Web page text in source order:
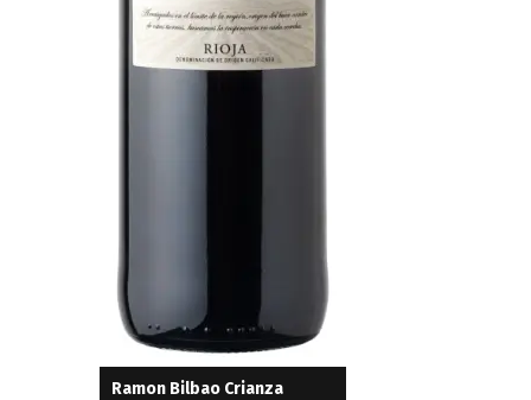
Ramon Bilbao Crianza